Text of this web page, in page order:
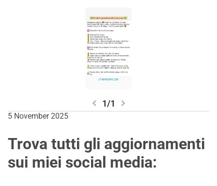
chevron_left 1/1 chevron_right
5 November 2025
Trova tutti gli aggiornamenti
sui miei social media: